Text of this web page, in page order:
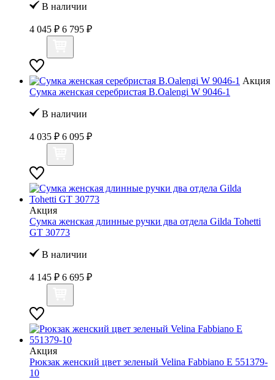
В наличии
4 045 ₽ 6 795 ₽
Акция
Сумка женская серебристая B.Oalengi W 9046-1
В наличии
4 035 ₽ 6 095 ₽
Акция
Сумка женская длинные ручки два отдела Gilda Tohetti
GT 30773
В наличии
4 145 ₽ 6 695 ₽
Акция
Рюкзак женский цвет зеленый Velina Fabbiano E 551379-
10